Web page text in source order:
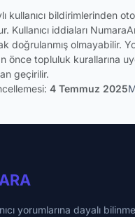
kullanıcı bildirimlerinden
Kullanıcı iddiaları
doğrulanmış olmayabilir.
önce topluluk kurallarına
geçirilir.
4 Temmuz 2025
ARA
yorumlarına dayalı